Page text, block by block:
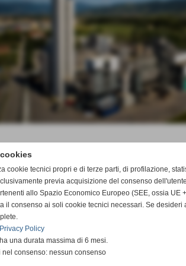
cookie tecnici propri e di terze parti, di profilazione,
previa acquisizione del consenso
allo Spazio Economico Europeo (SEE, ossia UE
il consenso ai soli cookie tecnici necessari. Se
Privacy Policy
ha una durata massima di 6 mesi.
nel consenso: nessun consenso